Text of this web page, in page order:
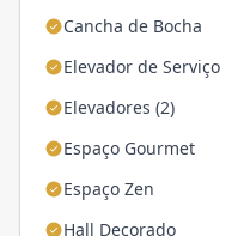
Cancha de Bocha
Elevador de Serviço
Elevadores (2)
Espaço Gourmet
Espaço Zen
Hall Decorado